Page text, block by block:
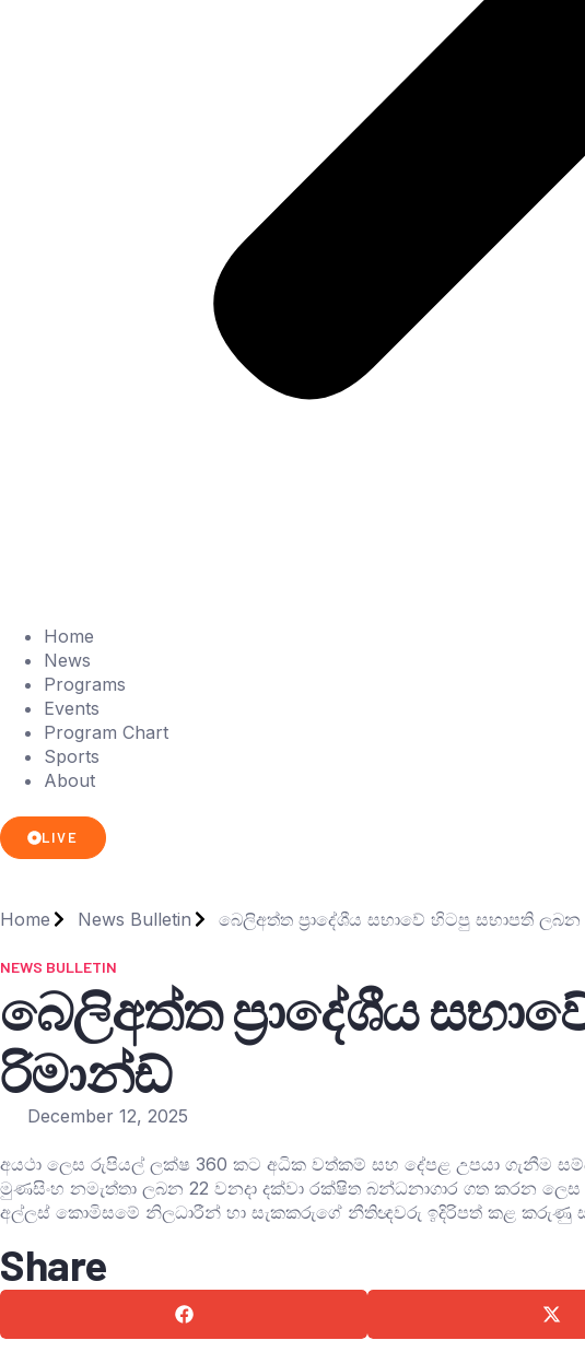
Home
News
Programs
Events
Program Chart
Sports
About
LIVE
Home News Bulletin බෙලිඅත්ත ප්‍රාදේශීය සභාවේ හිටපු සභාපති ලබන
NEWS BULLETIN
බෙලිඅත්ත ප්‍රාදේශීය
රිමාන්ඩ්
December 12, 2025
අයථා ලෙස රුපියල් ලක්ෂ 360 කට අධික වත්කම් සහ දේපළ උපයා ගැනීම
මුණසිංහ නමැත්තා ලබන 22 වනදා දක්වා රක්ෂිත බන්ධනාගාර ගත කරන
අල්ලස් කොමිසමේ නිලධාරීන් හා සැකකරුගේ නීතිඥවරු ඉදිරිපත් කළ කරුණු
Share